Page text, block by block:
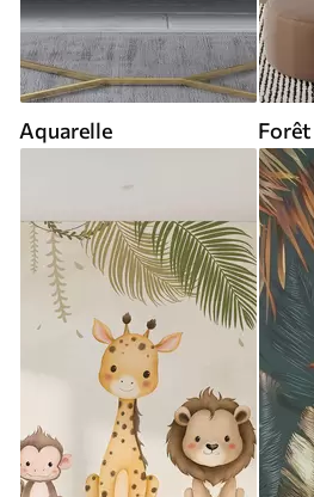
Aquarelle Forêt